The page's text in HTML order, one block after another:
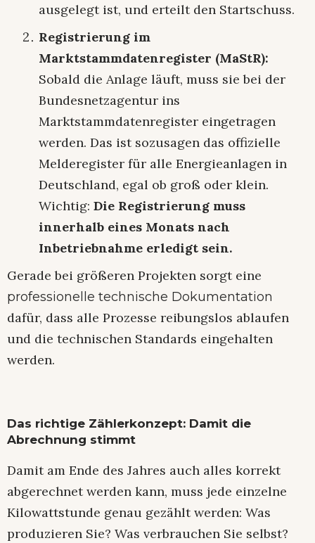
ausgelegt ist, und erteilt den Startschuss.
Registrierung im
Marktstammdatenregister (MaStR):
Sobald die Anlage läuft, muss sie bei der
Bundesnetzagentur ins
Marktstammdatenregister eingetragen
werden. Das ist sozusagen das offizielle
Melderegister für alle Energieanlagen in
Deutschland, egal ob groß oder klein.
Wichtig: Die Registrierung muss
innerhalb eines Monats nach
Inbetriebnahme erledigt sein.
Gerade bei größeren Projekten sorgt eine
professionelle technische Dokumentation
dafür, dass alle Prozesse reibungslos ablaufen
und die technischen Standards eingehalten
werden.
Das richtige Zählerkonzept: Damit die
Abrechnung stimmt
Damit am Ende des Jahres auch alles korrekt
abgerechnet werden kann, muss jede einzelne
Kilowattstunde genau gezählt werden: Was
produzieren Sie? Was verbrauchen Sie selbst?